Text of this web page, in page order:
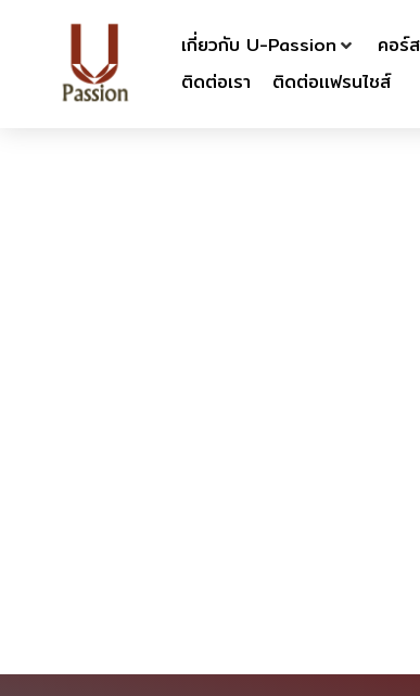
เกี่ยวกับ U-Passion คอร์
ติดต่อเรา
ติดต่อเเฟรนไชส์